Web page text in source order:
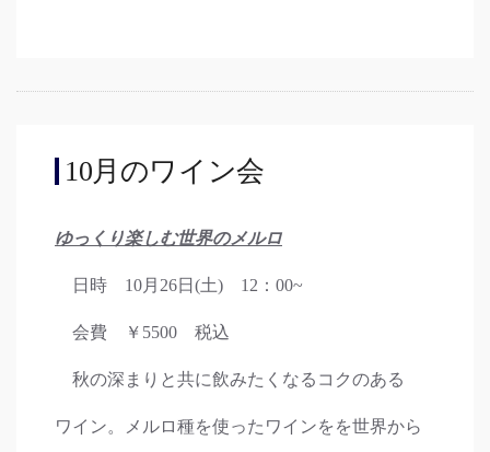
10月のワイン会
ゆっくり楽しむ世界のメルロ
日時 10月26日(土) 12：00~
会費 ￥5500 税込
秋の深まりと共に飲みたくなるコクのある
ワイン。メルロ種を使ったワインをを世界から